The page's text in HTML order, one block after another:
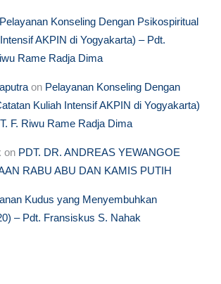
Pelayanan Konseling Dengan Psikospiritual
AKPIN di Yogyakarta) – Pdt.
Rame Radja Dima
on Pelayanan Konseling Dengan
Kuliah Intensif AKPIN di Yogyakarta)
F. Riwu Rame Radja Dima
on PDT. DR. ANDREAS YEWANGOE
RABU ABU DAN KAMIS PUTIH
Kudus yang Menyembuhkan
– Pdt. Fransiskus S. Nahak